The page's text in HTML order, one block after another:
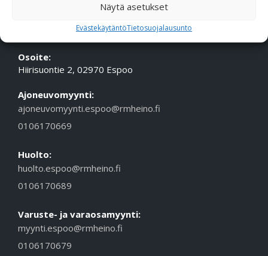
Näytä asetukset
EvästekäytäntöTietosuojalausunto
ESPOON TOIMIPISTE
Osoite:
Hiirisuontie 2, 02970 Espoo
Ajoneuvomyynti:
ajoneuvomyynti.espoo@rmheino.fi
0106170669
Huolto:
huolto.espoo@rmheino.fi
0106170689
Varuste- ja varaosamyynti:
myynti.espoo@rmheino.fi
0106170679